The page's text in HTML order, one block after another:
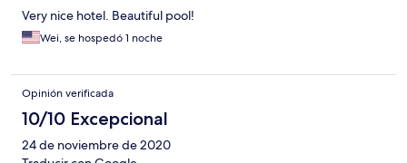
Very nice hotel. Beautiful pool!
Wei, se hospedó 1 noche
Opinión verificada
10/10 Excepcional
24 de noviembre de 2020